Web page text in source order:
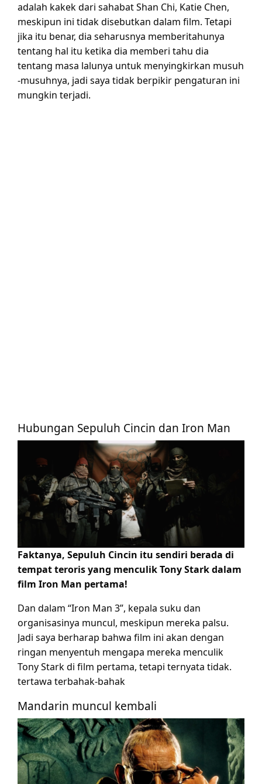
adalah kakek dari sahabat Shan Chi, Katie Chen,
meskipun ini tidak disebutkan dalam film. Tetapi
jika itu benar, dia seharusnya memberitahunya
tentang hal itu ketika dia memberi tahu dia
tentang masa lalunya untuk menyingkirkan musuh
-musuhnya, jadi saya tidak berpikir pengaturan ini
mungkin terjadi.
Hubungan Sepuluh Cincin dan Iron Man
Faktanya, Sepuluh Cincin itu sendiri berada di
tempat teroris yang menculik Tony Stark dalam
film Iron Man pertama!
Dan dalam “Iron Man 3”, kepala suku dan
organisasinya muncul, meskipun mereka palsu.
Jadi saya berharap bahwa film ini akan dengan
ringan menyentuh mengapa mereka menculik
Tony Stark di film pertama, tetapi ternyata tidak.
tertawa terbahak-bahak
Mandarin muncul kembali